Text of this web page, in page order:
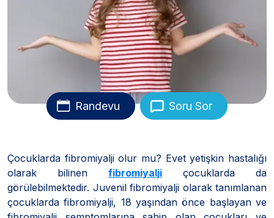
Randevu Soru Sor
Çocuklarda fibromiyalji olur mu? Evet yetişkin hastalığı
olarak bilinen fibromiyalji çocuklarda da
görülebilmektedir. Juvenil fibromiyalji olarak tanımlanan
çocuklarda fibromiyalji, 18 yaşından önce başlayan ve